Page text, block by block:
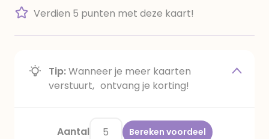
Verdien 5 punten met deze kaart!
Tip:Wanneer je meer kaarten
verstuurt, ontvang je korting!
Aantal Bereken voordeel